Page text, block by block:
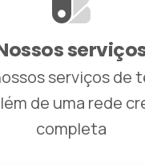
serviços de
de uma rede
completa